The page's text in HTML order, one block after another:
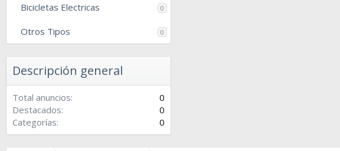
Bicicletas Electricas 0
Otros Tipos 0
Descripción general
Total anuncios
0
Destacados
0
Categorías
0